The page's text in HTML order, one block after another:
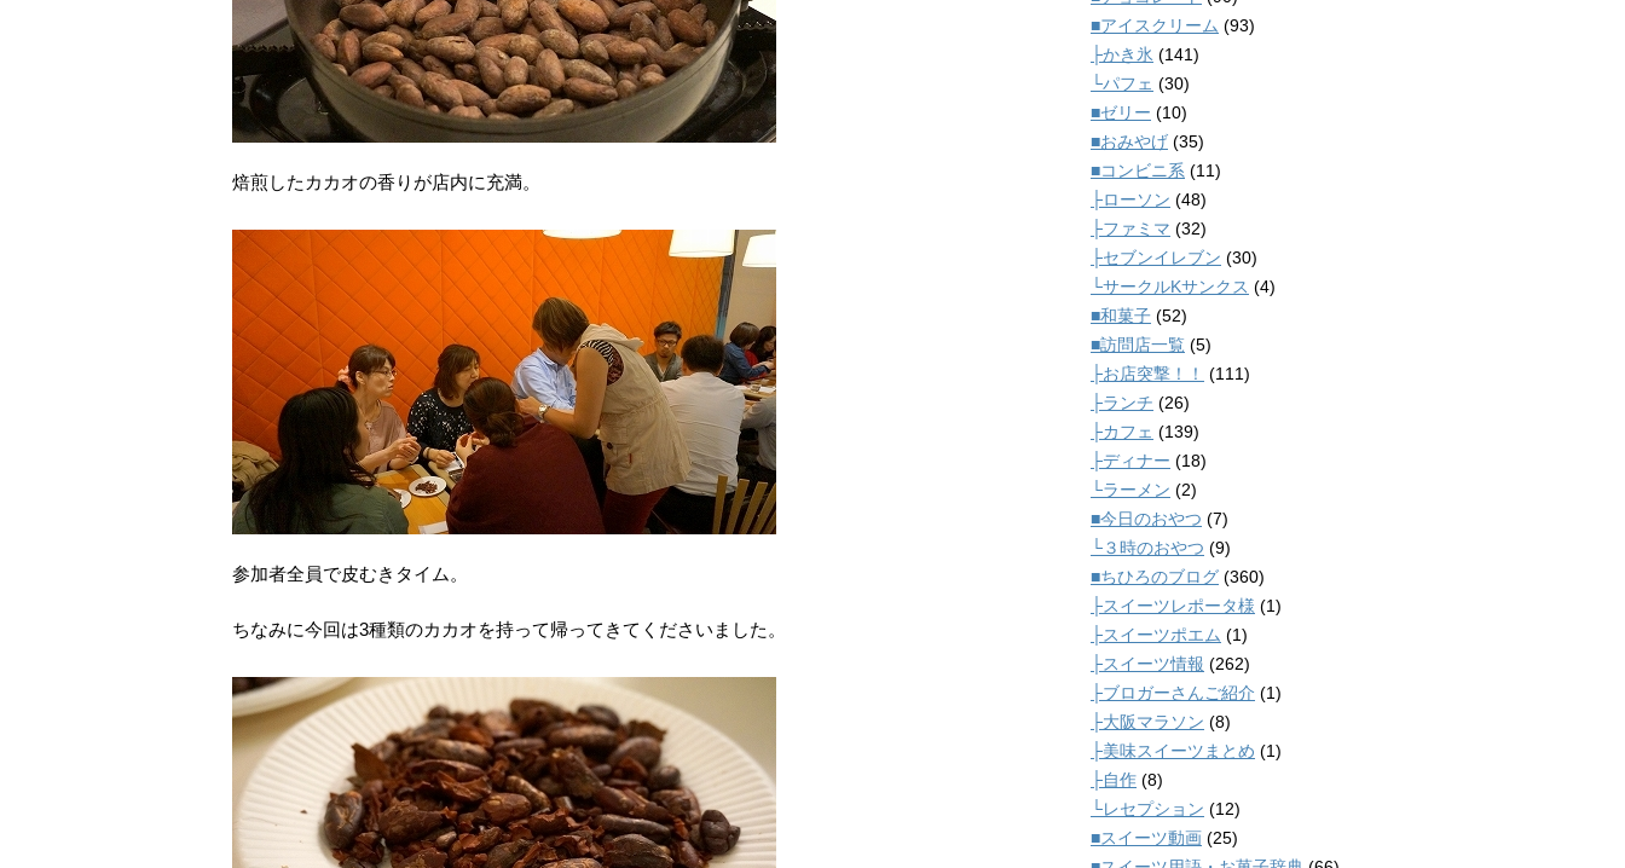
焙煎したカカオの香りが店内に充満。
参加者全員で皮むきタイム。
ちなみに今回は3種類のカカオを持って帰ってきてくださいました。
■アイスクリーム (93)
├かき氷 (141)
└パフェ (30)
■ゼリー (10)
■おみやげ (35)
■コンビニ系 (11)
├ローソン (48)
├ファミマ (32)
├セブンイレブン (30)
└サークルKサンクス (4)
■和菓子 (52)
■訪問店一覧 (5)
├お店突撃！！
(111)
├ランチ (26)
├カフェ (139)
├ディナー (18)
└ラーメン (2)
■今日のおやつ (7)
└３時のおやつ (9)
■ちひろのブログ (360)
├スイーツレポータ様 (1)
├スイーツポエム (1)
├スイーツ情報 (262)
├ブロガーさんご紹介 (1)
├大阪マラソン (8)
├美味スイーツまとめ (1)
├自作 (8)
└レセプション (12)
■スイーツ動画 (25)